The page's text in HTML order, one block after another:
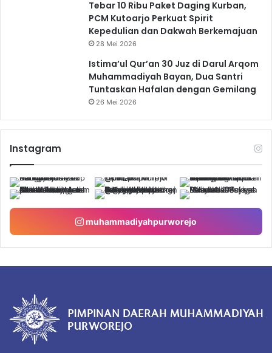
Tebar 10 Ribu Paket Daging Kurban,
PCM Kutoarjo Perkuat Spirit
Kepedulian dan Dakwah Berkemajuan
28 Mei 2026
Istima’ul Qur’an 30 Juz di Darul Arqom
Muhammadiyah Bayan, Dua Santri
Tuntaskan Hafalan dengan Gemilang
26 Mei 2026
Instagram
muhammadiyahpurworejo